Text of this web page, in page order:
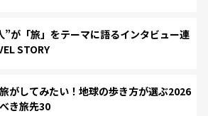
”が「旅」をテーマに語るインタビュー連
STORY
がしてみたい！地球の歩き方が選ぶ2026
き旅先30